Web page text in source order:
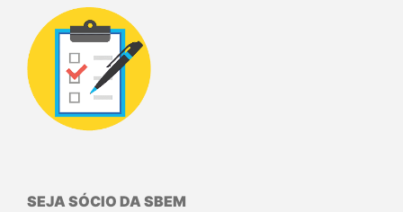
SEJA SÓCIO DA SBEM